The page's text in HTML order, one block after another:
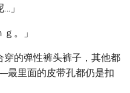
」
。」
穿的弹性裤头裤子，其他都
最里面的皮带孔都仍是扣